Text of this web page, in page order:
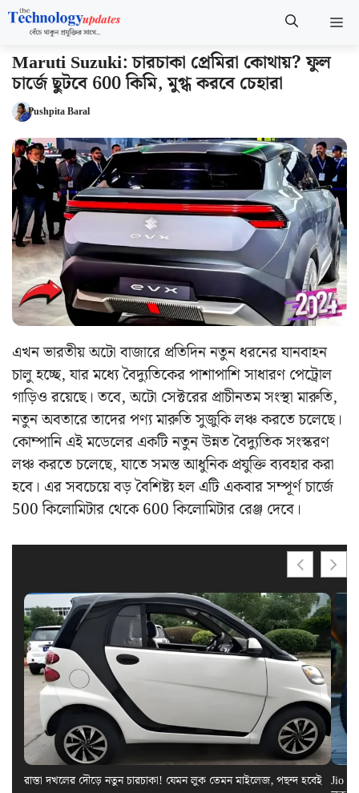
Skip
content
Maruti Suzuki: চারচাকা প্রেমিরা কোথায়? ফুল
চার্জে ছুটবে 600 কিমি, মুগ্ধ করবে চেহারা
Pushpita Baral
এখন ভারতীয় অটো বাজারে প্রতিদিন নতুন ধরনের যানবাহন
চালু হচ্ছে, যার মধ্যে বৈদ্যুতিকের পাশাপাশি সাধারণ পেট্রোল
গাড়িও রয়েছে। তবে, অটো সেক্টরের প্রাচীনতম সংস্থা মারুতি,
নতুন অবতারে তাদের পণ্য মারুতি সুজুকি লঞ্চ করতে চলেছে।
কোম্পানি এই মডেলের একটি নতুন উন্নত বৈদ্যুতিক সংস্করণ
লঞ্চ করতে চলেছে, যাতে সমস্ত আধুনিক প্রযুক্তি ব্যবহার করা
হবে। এর সবচেয়ে বড় বৈশিষ্ট্য হল এটি একবার সম্পূর্ণ চার্জে
500 কিলোমিটার থেকে 600 কিলোমিটার রেঞ্জ দেবে।
রাস্তা দখলের দৌড়ে নতুন চারচাকা! যেমন লুক তেমন মাইলেজ, পছন্দ হবেই Jio